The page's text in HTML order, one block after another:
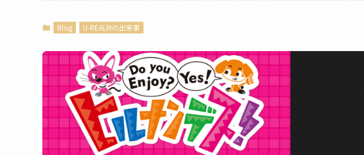
Blog U-REALMの出来事